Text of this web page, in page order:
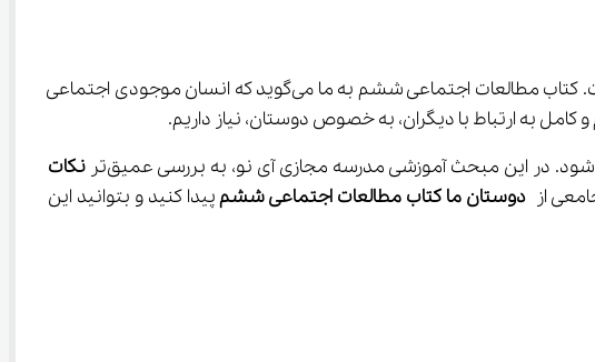
اولین درسی که در این فصل (دوستان ما اجتماعی ششم) می‌آموزیم، درباره خود مفهوم دوستی و چرایی اهمیت آن است. کتاب مطالعات اجتماعی ششم به ما می‌گوید که انسان موجودی اجتماعی
نکات
دوستان ما کتاب مطالعات اجتماعی ششم پیدا کنید و بتوانید این